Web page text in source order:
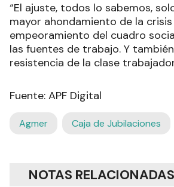
“El ajuste, todos lo sabemos,
mayor ahondamiento de la
empeoramiento del cuadro
las fuentes de trabajo. Y
resistencia de la clase
Fuente: APF Digital
Agmer Caja de Jubilaciones
NOTAS RELACIONADAS